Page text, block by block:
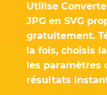
Utilise
JPG en SVG
gratuitement.
la fois, choisis
les paramètres
résultats